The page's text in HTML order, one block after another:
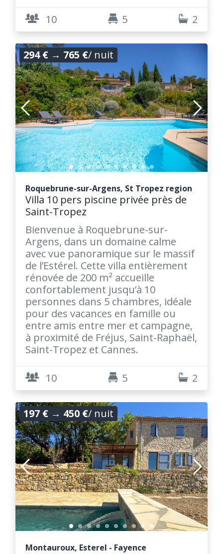
10 5 2
294 € → 765 €/ nuit
Roquebrune-sur-Argens, St Tropez region
Villa 10 pers piscine privée près de
Saint-Tropez
Bienvenue à Roquebrune-sur-
Argens, dans un domaine calme
avec vue panoramique sur le massif
de l’Estérel. Cette villa entièrement
rénovée de 200 m² accueille
confortablement jusqu’à 10
personnes dans 5 chambres, idéale
pour des vacances en famille ou
entre amis entre mer et campagne,
à proximité de Fréjus, Saint-Raphaël,
Saint-Tropez et Cannes.
10 5 2
197 € → 450 €/ nuit
Montauroux, Esterel - Fayence